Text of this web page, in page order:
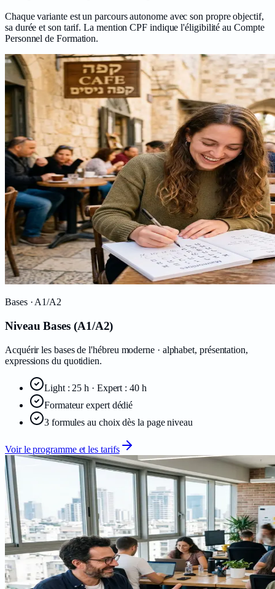
Chaque variante est un parcours autonome avec son propre objectif,
sa durée et son tarif. La mention CPF indique l'éligibilité au Compte
Personnel de Formation.
Bases· A1/A2
Niveau Bases (A1/A2)
Acquérir les bases de l'hébreu moderne · alphabet, présentation,
expressions du quotidien.
Light : 25 h · Expert : 40 h
Formateur expert dédié
3 formules au choix dès la page niveau
Voir le programme et les tarifs